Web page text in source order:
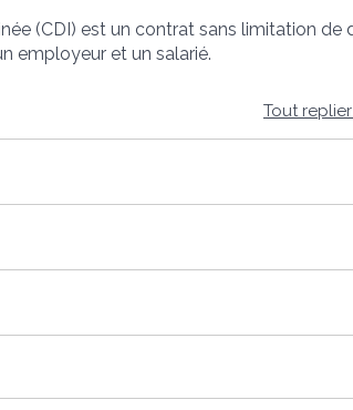
(CDI) est un contrat sans limitation de
employeur et un salarié.
Tout replier